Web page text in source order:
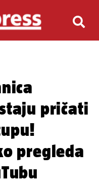
pričati
pregleda